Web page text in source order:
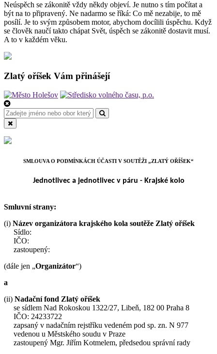
Neúspěch se zákonitě vždy někdy objeví. Je nutno s tím počítat a
být na to připravený. Ne nadarmo se říká: Co mě nezabije, to mě
posílí. Je to svým způsobem motor, abychom docílili úspěchu. Když
se člověk naučí takto chápat Svět, úspěch se zákonitě dostavit musí.
A to v každém věku.
Zlatý oříšek Vám přinášejí
SMLOUVA O PODMÍNKÁCH ÚČASTI V SOUTĚŽI „ZLATÝ OŘÍŠEK“
Jednotlivec a jednotlivec v páru - Krajské kolo
Smluvní strany:
(i) Název organizátora krajského kola soutěže Zlatý oříšek
Sídlo:
IČO:
zastoupený:
(dále jen „Organizátor“)
a
(ii) Nadační fond Zlatý oříšek
se sídlem Nad Rokoskou 1322/27, Libeň, 182 00 Praha 8
IČO: 24233722
zapsaný v nadačním rejstříku vedeném pod sp. zn. N 977
vedenou u Městského soudu v Praze
zastoupený Mgr. Jiřím Kotmelem, předsedou správní rady